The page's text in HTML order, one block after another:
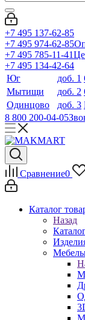
+7 495 137-62-85
+7 495 974-62-85
+7 495 785-11-41
+7 495 134-42-64
Юг
доб. 1
Мытищи
доб. 2
Одинцово
доб. 3
8 800 200-04-05
Сравнение0
Каталог
Назад